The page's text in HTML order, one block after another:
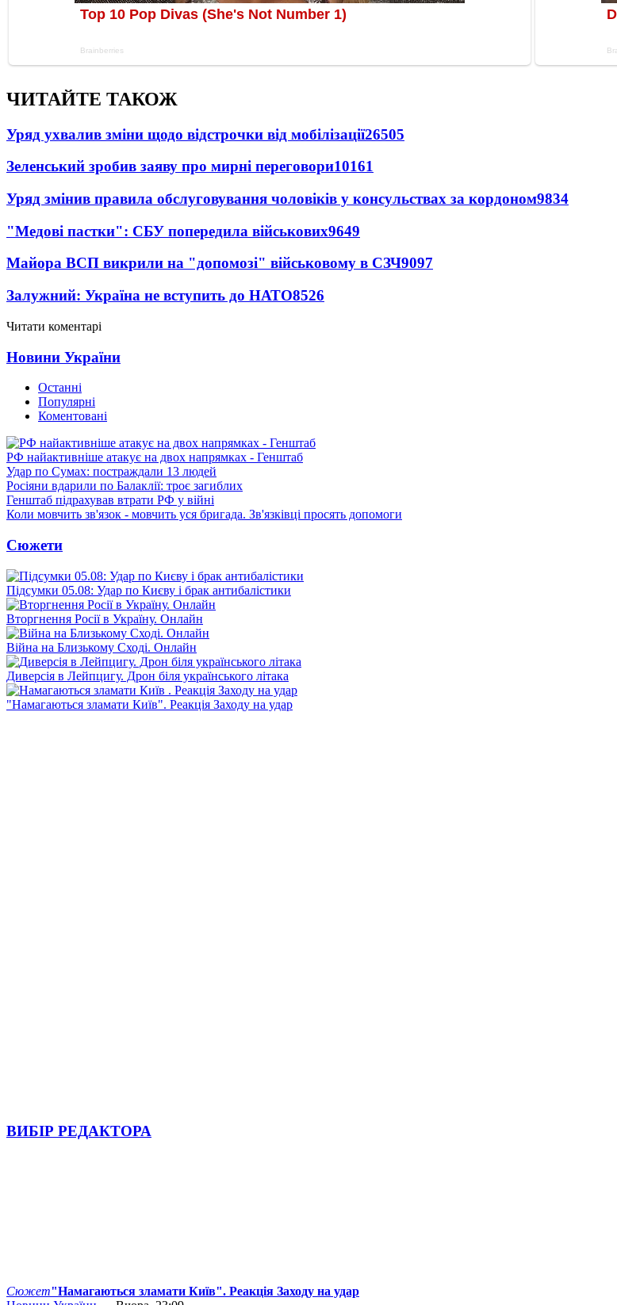
ЧИТАЙТЕ ТАКОЖ
Уряд ухвалив зміни щодо відстрочки від мобілізації26505
Зеленський зробив заяву про мирні переговори10161
Уряд змінив правила обслуговування чоловіків у консульствах за кордоном9834
"Медові пастки": СБУ попередила військових9649
Майора ВСП викрили на "допомозі" військовому в СЗЧ9097
Залужний: Україна не вступить до НАТО8526
Читати коментарі
Новини України
Останні
Популярні
Коментовані
РФ найактивніше атакує на двох напрямках - Генштаб
Удар по Сумах: постраждали 13 людей
Росіяни вдарили по Балаклії: троє загиблих
Генштаб підрахував втрати РФ у війні
Коли мовчить зв'язок - мовчить уся бригада. Зв'язківці просять допомоги
Сюжети
Підсумки 05.08: Удар по Києву і брак антибалістики
Вторгнення Росії в Україну. Онлайн
Війна на Близькому Сході. Онлайн
Диверсія в Лейпцигу. Дрон біля українського літака
"Намагаються зламати Київ". Реакція Заходу на удар
ВИБІР РЕДАКТОРА
Сюжет"Намагаються зламати Київ". Реакція Заходу на удар